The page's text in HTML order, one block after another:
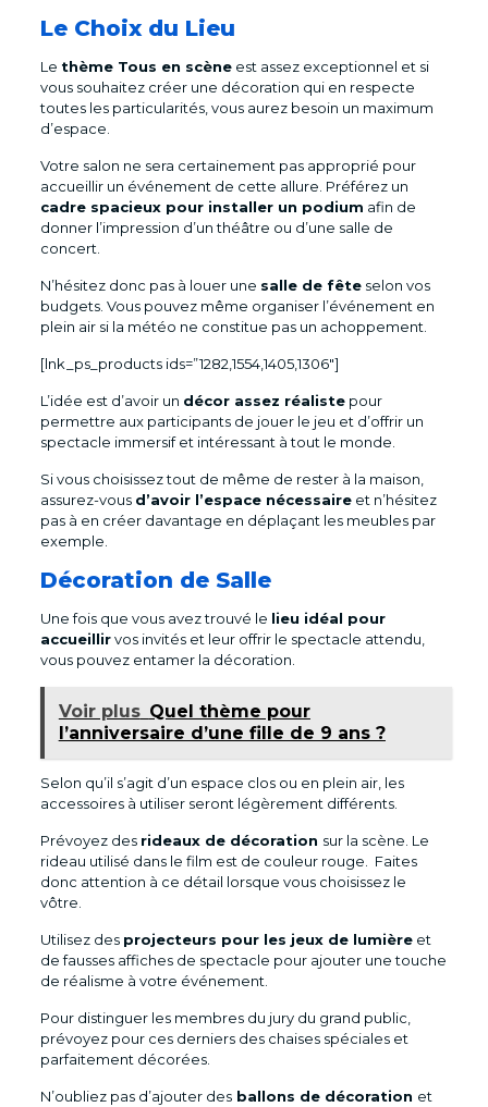
Le Choix du Lieu
Le thème Tous en scèneest assez exceptionnel et si
vous souhaitez créer une décoration qui en respecte
toutes les particularités, vous aurez besoin un maximum
d’espace.
Votre salon ne sera certainement pas approprié pour
accueillir un événement de cette allure. Préférez un
cadre spacieux pour installer un podium afin de
donner l’impression d’un théâtre ou d’une salle de
concert.
N’hésitez donc pas à louer une salle de fêteselon vos
budgets. Vous pouvez même organiser l’événement en
plein air si la météo ne constitue pas un achoppement.
[lnk_ps_products ids=”1282,1554,1405,1306″]
L’idée est d’avoir un décor assez réalistepour
permettre aux participants de jouer le jeu et d’offrir un
spectacle immersif et intéressant à tout le monde.
Si vous choisissez tout de même de rester à la maison,
assurez-vous d’avoir l’espace nécessaireet n’hésitez
pas à en créer davantage en déplaçant les meubles par
exemple.
Décoration de Salle
Une fois que vous avez trouvé le lieu idéal pour
accueillirvos invités et leur offrir le spectacle attendu,
vous pouvez entamer la décoration.
Voir plus Quel thème pour
l’anniversaire d’une fille de 9 ans ?
Selon qu’il s’agit d’un espace clos ou en plein air, les
accessoires à utiliser seront légèrement différents.
Prévoyez des rideaux de décoration sur la scène. Le
rideau utilisé dans le film est de couleur rouge. Faites
donc attention à ce détail lorsque vous choisissez le
vôtre.
Utilisez des projecteurs pour les jeux de lumièreet
de fausses affiches de spectacle pour ajouter une touche
de réalisme à votre événement.
Pour distinguer les membres du jury du grand public,
prévoyez pour ces derniers des chaises spéciales et
parfaitement décorées.
N’oubliez pas d’ajouter desballons de décoration et